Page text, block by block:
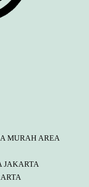
MURAH AREA
JAKARTA